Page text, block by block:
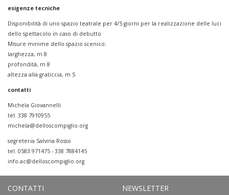
esigenze tecniche
Disponibilità di uno spazio teatrale per 4/5 giorni per la realizzazione delle luci
dello spettacolo in caso di debutto
Misure minime dello spazio scenico:
larghezza, m 8
profondità, m 8
altezza alla graticcia, m 5
contatti
Michela Giovannelli
tel. 338 7910955
michela@delloscompiglio.org
segreteria Salvina Rosso
tel. 0583 971475 - 338 7884145
info.ac@delloscompiglio.org
CONTATTI
NEWSLETTER